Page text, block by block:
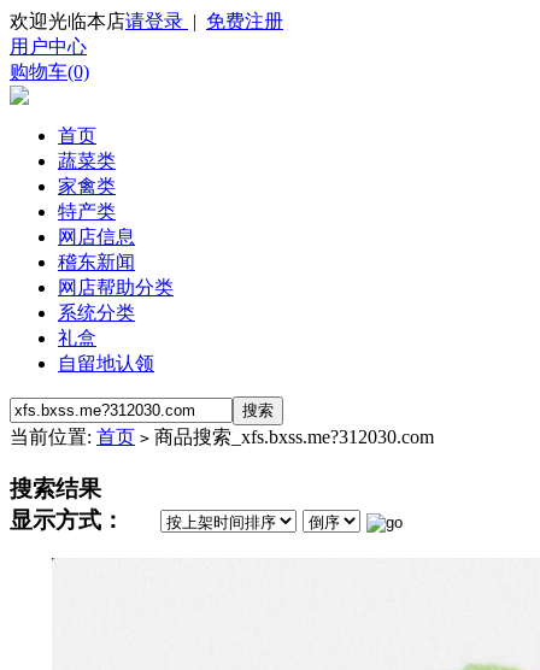
欢迎光临本店请登录 | 免费注册
用户中心
购物车(0)
首页
蔬菜类
家禽类
特产类
网店信息
稽东新闻
网店帮助分类
系统分类
礼盒
自留地认领
当前位置: 首页 > 商品搜索_xfs.bxss.me?312030.com
搜索结果
显示方式：